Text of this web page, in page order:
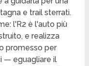
e trail sterrati.
l'R2 è l'auto più
e realizza
promesso per
— eguagliare il